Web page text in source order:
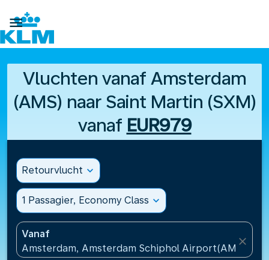

Vluchten vanaf Amsterdam
(AMS) naar Saint Martin (SXM)
vanaf EUR979
Retourvlucht expand_more
1 Passagier, Economy Class expand_more
Vanaf
Amsterdam, Amsterdam Schiphol Airport(AMS),
close